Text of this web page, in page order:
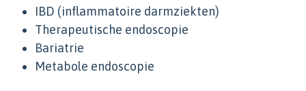
IBD (inflammatoire darmziekten)
Therapeutische endoscopie
Bariatrie
Metabole endoscopie